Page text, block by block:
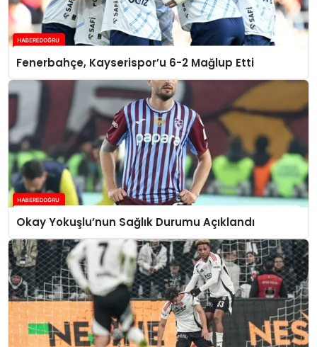
Fenerbahçe, Kayserispor’u 6-2 Mağlup Etti
Okay Yokuşlu’nun Sağlık Durumu Açıklandı